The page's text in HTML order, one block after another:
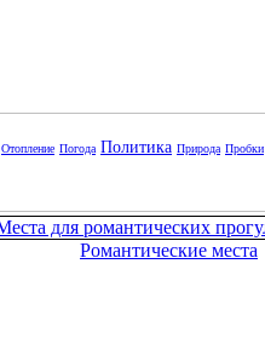
Отопление Погода Политика Природа Пробки
Романтические места